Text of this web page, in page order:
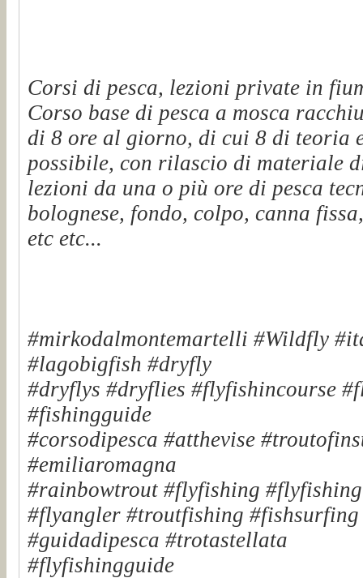
Corsi di pesca, lezioni private in
Corso base di pesca a mosca
di 8 ore al giorno, di cui 8 di teoria
possibile, con rilascio di materiale
lezioni da una o più ore di pesca
bolognese, fondo, colpo, canna
etc etc...
#mirkodalmontemartelli #Wildfly
#lagobigfish #dryfly
#dryflys #dryflies #flyfishincourse
#fishingguide
#corsodipesca #atthevise
#emiliaromagna
#rainbowtrout #flyfishing
#flyangler #troutfishing
#guidadipesca #trotastellata
#flyfishingguide